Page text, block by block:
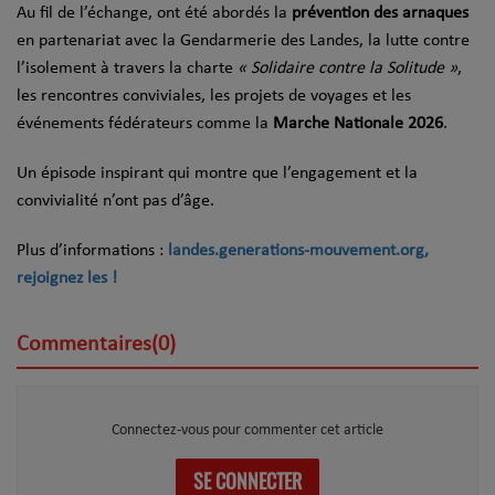
Au fil de l’échange, ont été abordés la prévention des arnaques
en partenariat avec la Gendarmerie des Landes, la lutte contre
l’isolement à travers la charte « Solidaire contre la Solitude »,
les rencontres conviviales, les projets de voyages et les
événements fédérateurs comme la Marche Nationale 2026.
Un épisode inspirant qui montre que l’engagement et la
convivialité n’ont pas d’âge.
Plus d’informations : landes.generations-mouvement.org,
rejoignez les !
Commentaires(0)
Connectez-vous pour commenter cet article
SE CONNECTER